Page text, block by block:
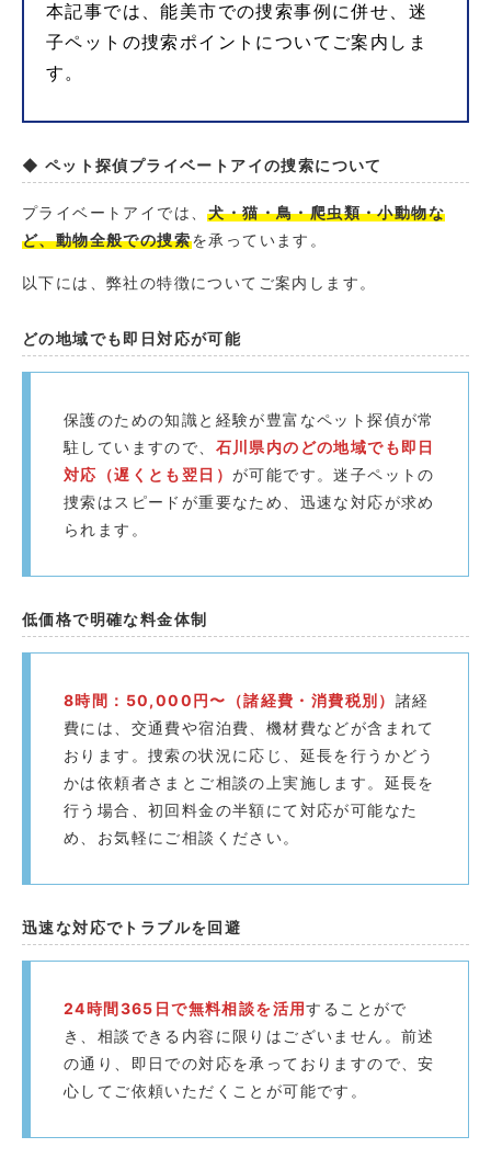
本記事では、能美市での捜索事例に併せ、迷
子ペットの捜索ポイントについてご案内しま
す。
◆ ペット探偵プライベートアイの捜索について
プライベートアイでは、犬・猫・鳥・爬虫類・小動物な
ど、動物全般での捜索を承っています。
以下には、弊社の特徴についてご案内します。
どの地域でも即日対応が可能
保護のための知識と経験が豊富なペット探偵が常
駐していますので、 石川県内のどの地域でも即日
対応（遅くとも翌日） が可能です。迷子ペットの
捜索はスピードが重要なため、迅速な対応が求め
られます。
低価格で明確な料金体制
8時間：50,000円〜（諸経費・消費税別） 諸経
費には、交通費や宿泊費、機材費などが含まれて
おります。捜索の状況に応じ、延長を行うかどう
かは依頼者さまとご相談の上実施します。延長を
行う場合、初回料金の半額にて対応が可能なた
め、お気軽にご相談ください。
迅速な対応でトラブルを回避️
24時間365日で無料相談を活用することがで
き、相談できる内容に限りはございません。前述
の通り、即日での対応を承っておりますので、安
心してご依頼いただくことが可能です。